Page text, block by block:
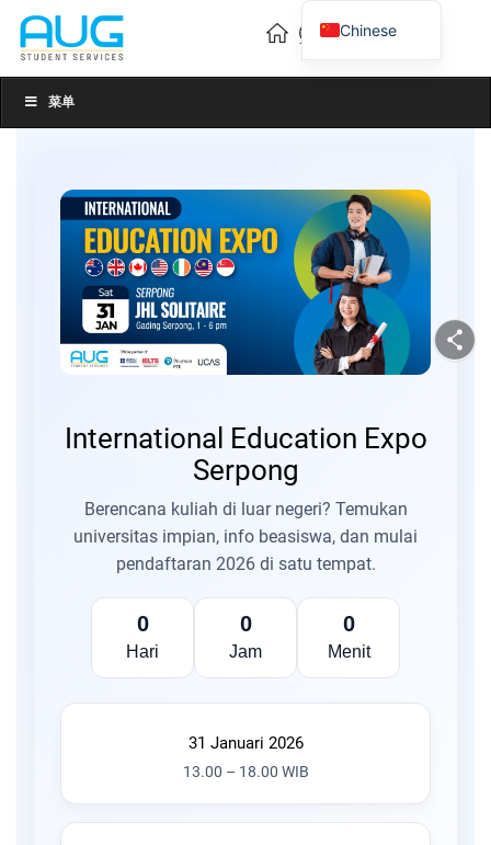
菜单
International Education Expo
Serpong
Berencana kuliah di luar negeri? Temukan
universitas impian, info beasiswa, dan mulai
pendaftaran 2026 di satu tempat.
0
Hari
0
Jam
0
Menit
31 Januari 2026
13.00 – 18.00 WIB
Chinese